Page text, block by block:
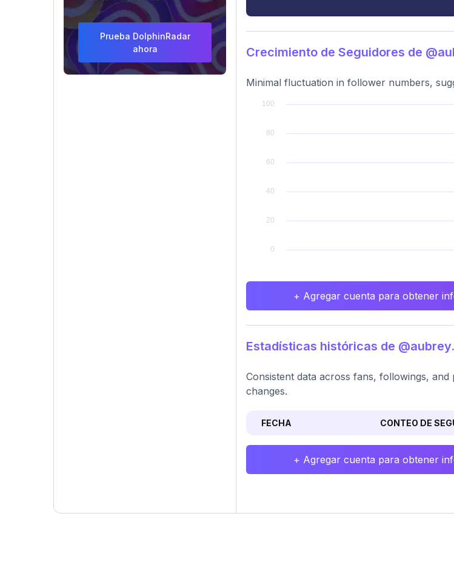
Prueba DolphinRadar
ahora
Crecimiento de Seguidores de
Minimal fluctuation in follower numbers,
+ Agregar cuenta para obtener
Estadísticas históricas de
Consistent data across fans, followings,
changes.
FECHA CONTEO DE
+ Agregar cuenta para obtener